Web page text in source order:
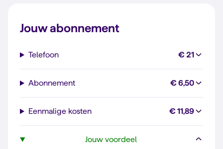
Jouw abonnement
Telefoon € 21
Abonnement € 6,50
Eenmalige kosten € 11,89
Jouw voordeel